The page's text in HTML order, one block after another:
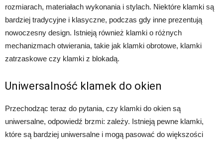
rozmiarach, materiałach wykonania i stylach. Niektóre klamki są
bardziej tradycyjne i klasyczne, podczas gdy inne prezentują
nowoczesny design. Istnieją również klamki o różnych
mechanizmach otwierania, takie jak klamki obrotowe, klamki
zatrzaskowe czy klamki z blokadą.
Uniwersalność klamek do okien
Przechodząc teraz do pytania, czy klamki do okien są
uniwersalne, odpowiedź brzmi: zależy. Istnieją pewne klamki,
które są bardziej uniwersalne i mogą pasować do większości